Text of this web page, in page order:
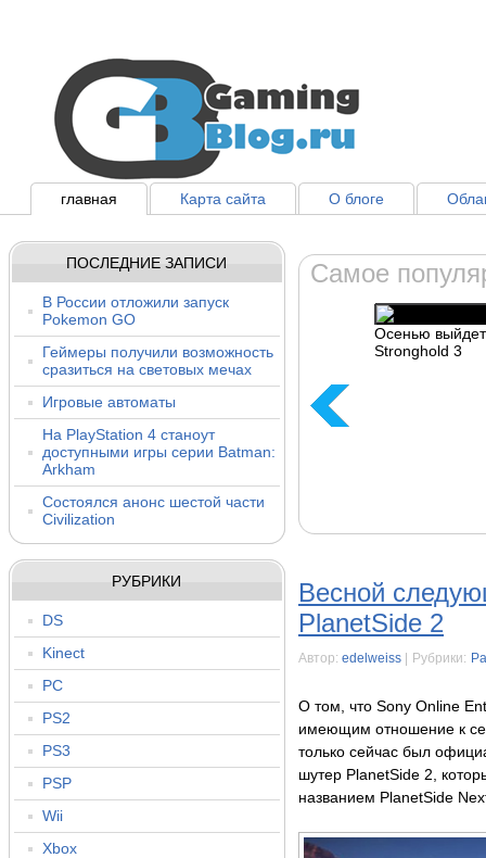
главная Карта сайта О блоге
ПОСЛЕДНИЕ ЗАПИСИ
В России отложили запуск
Pokemon GO
Геймеры получили возможность
сразиться на световых мечах
Игровые автоматы
На PlayStation 4 станоут
доступными игры серии Batman:
Arkham
Состоялся анонс шестой части
Civilization
РУБРИКИ
DS
Kinect
PC
PS2
PS3
PSP
Wii
Xbox
Самое
Осенью выйдет
Stronghold 3
Весной
PlanetSide 2
Автор: edelweiss Рубрики:
О том, что Sony Online
имеющим отношение к
только сейчас был
шутер PlanetSide 2,
названием PlanetSide